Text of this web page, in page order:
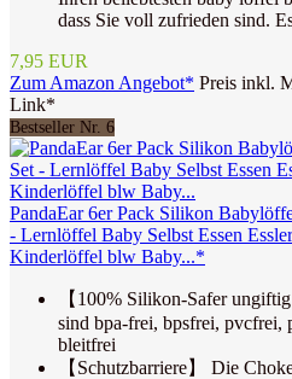
dass Sie voll zufrieden sind.
7,95 EUR
Zum Amazon Angebot* Preis inkl.
Link*
Bestseller Nr. 6
PandaEar 6er Pack Silikon
- Lernlöffel Baby Selbst Essen
Kinderlöffel blw Baby...*
【100% Silikon-Safer
sind bpa-frei, bpsfrei, pvcfrei,
bleitfrei
【Schutzbarriere】 Die